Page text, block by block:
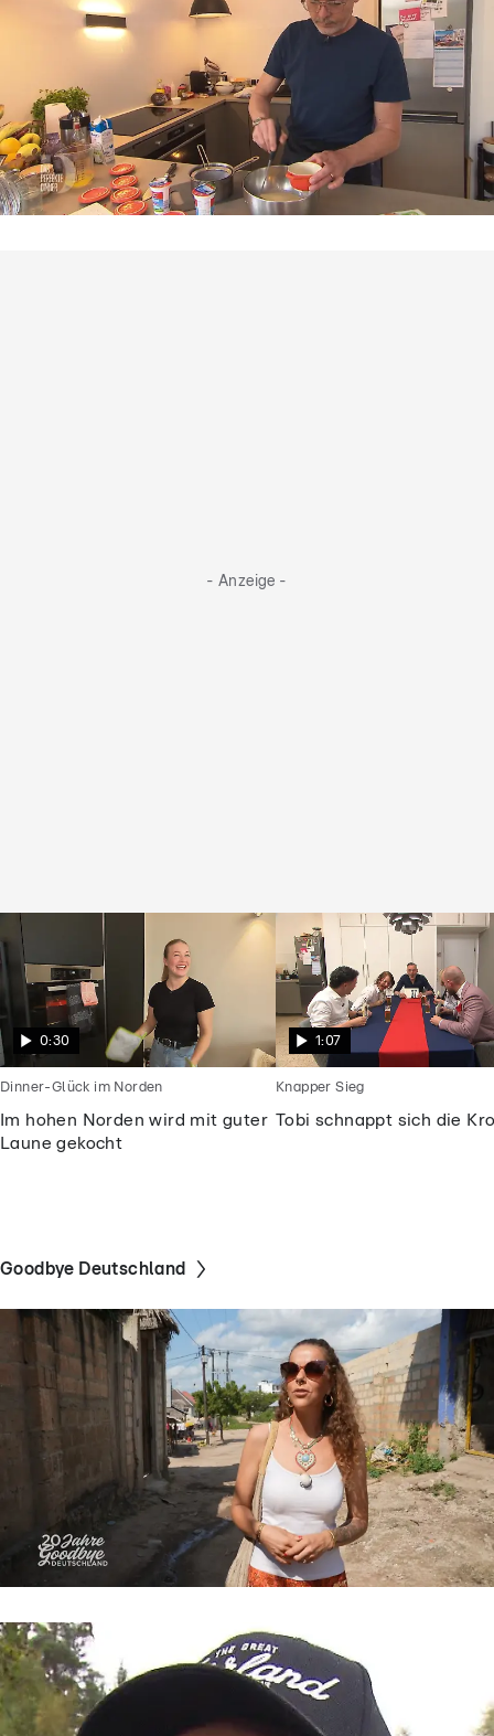
- Anzeige -
0:30
Im hohen Norden wird mit guter
Laune gekocht
Dinner-Glück im Norden
1:07
Tobi schnappt sich die
Knapper Sieg
Goodbye Deutschland
Goodbye Deutschland
„Ich kann einfach nicht mehr“ – Levke
kämpft verzweifelt um ihre Scheidung